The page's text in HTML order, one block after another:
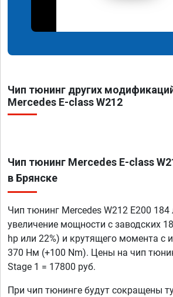
Чип тюнинг других
Mercedes E-class W212
Чип тюнинг Mercedes E-class
в Брянске
Чип тюнинг Mercedes W212 E200 184
увеличение мощности с заводских
hp или 22%) и крутящего момента с
370 Нм (+100 Nm). Цены на чип
Stage 1 = 17800 руб.
При чип тюнинге будут сокращены